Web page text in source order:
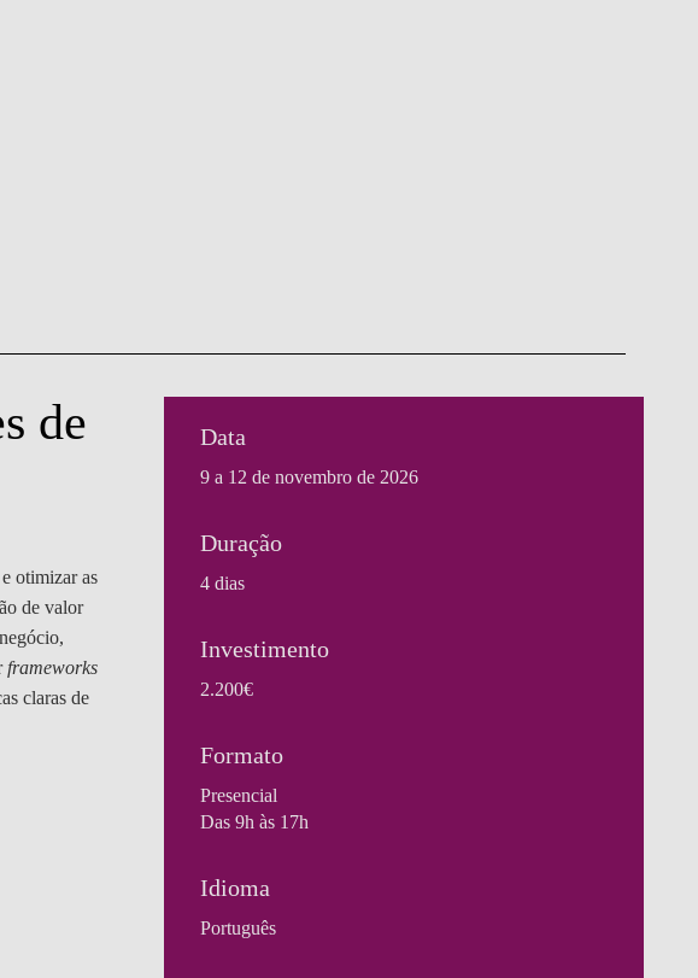
de
otimizar as
de valor
frameworks
claras de
Data
9 a 12 de novembro de 2026
Duração
4 dias
Investimento
2.200€
Formato
Presencial
Das 9h às 17h
Idioma
Português